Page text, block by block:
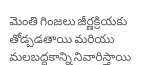
మెంతి గింజలు జీర్ణక్రియకు
తోడ్పడతాయి మరియు
మలబద్ధకాన్ని నివారిస్తాయి